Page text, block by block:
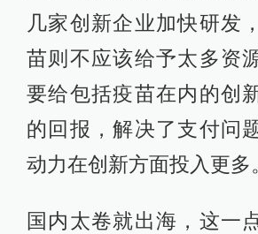
几家创新企业加快研发
苗则不应该给予太多资
要给包括疫苗在内的创
的回报，解决了支付问
动力在创新方面投入更多
国内太卷就出海，这一